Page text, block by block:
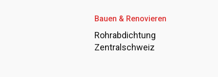
Bauen & Renovieren
Rohrabdichtung
Zentralschweiz